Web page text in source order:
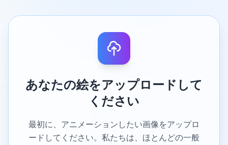
あなたの絵をアップロードして
ください
最初に、アニメーションしたい画像をアップロ
ードしてください。私たちは、ほとんどの一般